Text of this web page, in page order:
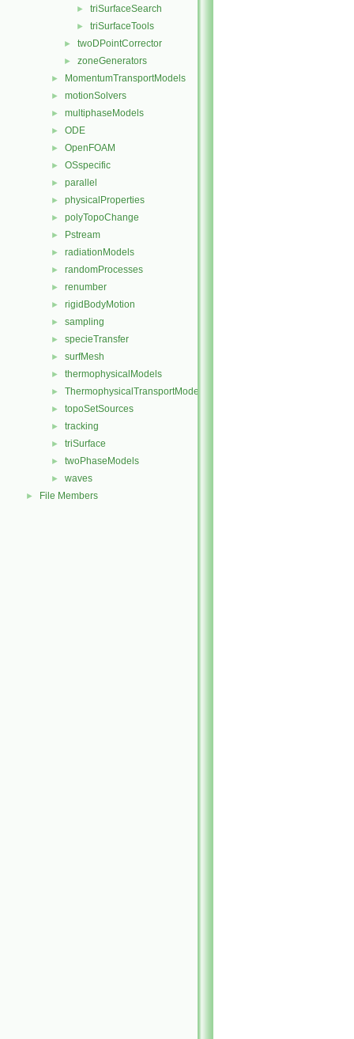
► triSurfaceSearch
► triSurfaceTools
► twoDPointCorrector
► zoneGenerators
► MomentumTransportModels
► motionSolvers
► multiphaseModels
► ODE
► OpenFOAM
► OSspecific
► parallel
► physicalProperties
► polyTopoChange
► Pstream
► radiationModels
► randomProcesses
► renumber
► rigidBodyMotion
► sampling
► specieTransfer
► surfMesh
► thermophysicalModels
► ThermophysicalTransportModels
► topoSetSources
► tracking
► triSurface
► twoPhaseModels
► waves
► File Members